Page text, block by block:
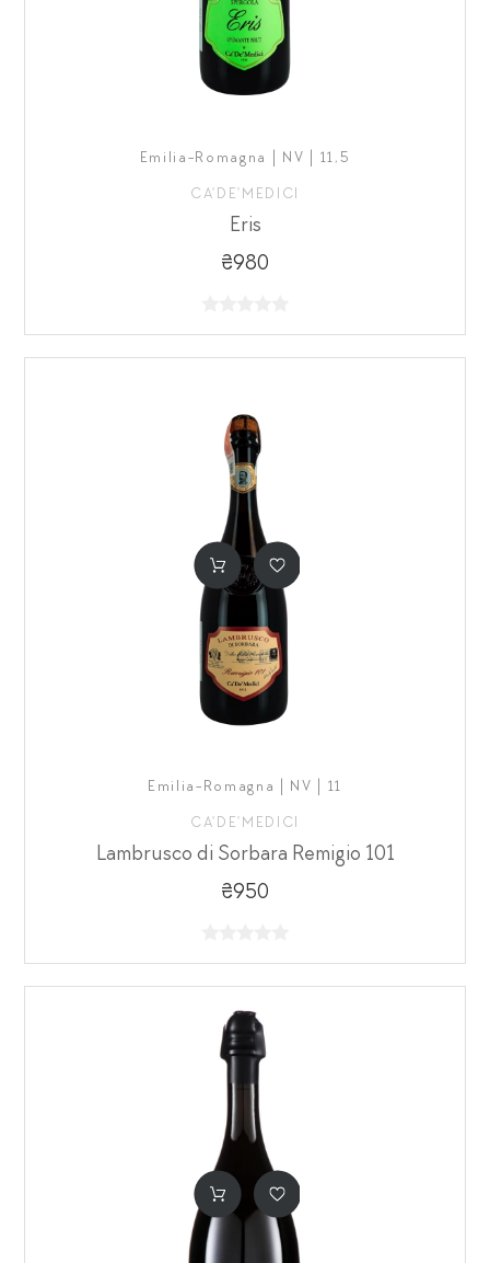
Emilia-Romagna | NV | 11,5
CA'DE'MEDICI
Eris
₴980
Emilia-Romagna | NV | 11
CA'DE'MEDICI
Lambrusco di Sorbara Remigio 101
₴950